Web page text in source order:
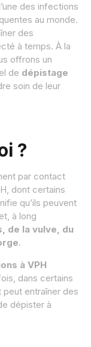
des infections
au monde.
des
à temps. À la
offrons un
de dépistage
soin de leur
?
par contact
dont certains
qu’ils peuvent
à long
de la vulve, du
.
à VPH
dans certains
peut entraîner des
dépister à